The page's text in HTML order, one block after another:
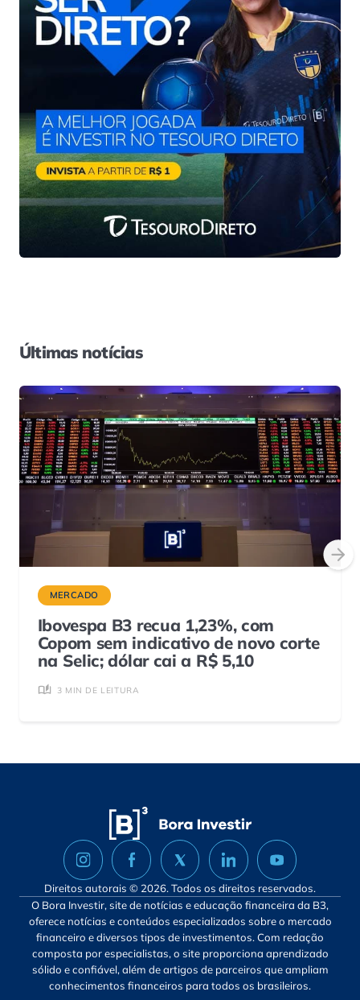
Últimas notícias
MERCADO
Ibovespa B3 recua 1,23%, com
Copom sem indicativo de novo corte
na Selic; dólar cai a R$ 5,10
3 MIN DE LEITURA
Direitos autorais © 2026. Todos os direitos reservados.
O Bora Investir, site de notícias e educação financeira da B3,
oferece notícias e conteúdos especializados sobre o mercado
financeiro e diversos tipos de investimentos. Com redação
composta por especialistas, o site proporciona aprendizado
sólido e confiável, além de artigos de parceiros que ampliam
conhecimentos financeiros para todos os brasileiros.